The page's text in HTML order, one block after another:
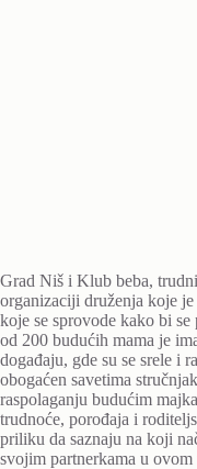
Grad Niš i Klub beba,
organizaciji druženja koje
koje se sprovode kako bi
od 200 budućih mama je
događaju, gde su se srele i
obogaćen savetima
raspolaganju budućim
trudnoće, porođaja i
priliku da saznaju na koji
svojim partnerkama u